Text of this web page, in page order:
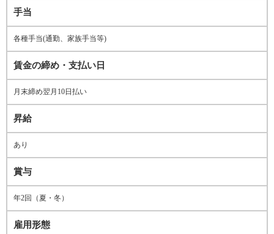
手当
各種手当(通勤、家族手当等)
賃金の締め・支払い日
月末締め翌月10日払い
昇給
あり
賞与
年2回（夏・冬）
雇用形態